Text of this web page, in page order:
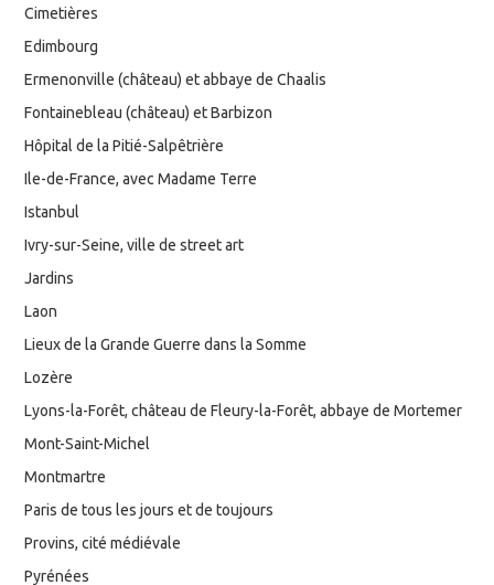
Cimetières
Edimbourg
Ermenonville (château) et abbaye de Chaalis
Fontainebleau (château) et Barbizon
Hôpital de la Pitié-Salpêtrière
Ile-de-France, avec Madame Terre
Istanbul
Ivry-sur-Seine, ville de street art
Jardins
Laon
Lieux de la Grande Guerre dans la Somme
Lozère
Lyons-la-Forêt, château de Fleury-la-Forêt, abbaye de Mortemer
Mont-Saint-Michel
Montmartre
Paris de tous les jours et de toujours
Provins, cité médiévale
Pyrénées